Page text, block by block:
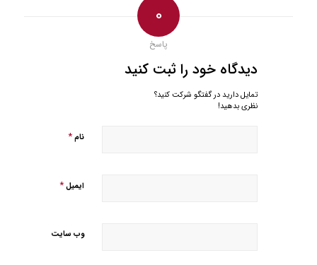
0
پاسخ
دیدگاه خود را ثبت کنید
تمایل دارید در گفتگو شرکت کنید؟
نظری بدهید!
نام*
ایمیل*
وب‌ سایت